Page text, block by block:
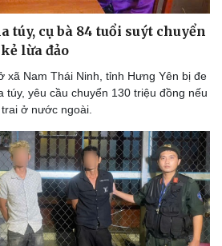
túy, cụ bà 84 tuổi suýt chuyển
lừa đảo
xã Nam Thái Ninh, tỉnh Hưng Yên bị đe
túy, yêu cầu chuyển 130 triệu đồng nếu
ở nước ngoài.